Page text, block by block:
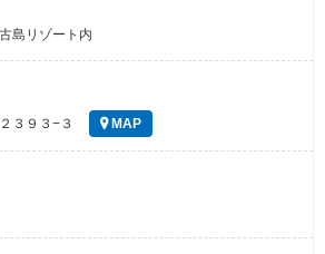
島リゾート内
３９３−３ MAP